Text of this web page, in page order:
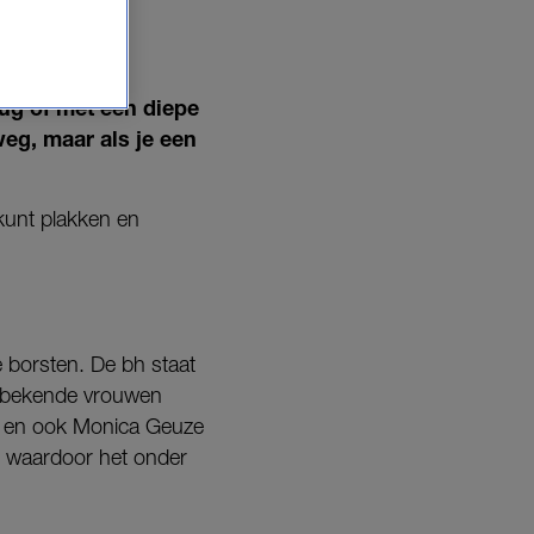
of met een diepe
maar als je een
plakken en
De bh staat
vrouwen
ook Monica Geuze
waardoor het onder